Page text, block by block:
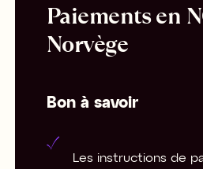
Paiements en
Norvège
Bon à savoir
Les instructions de